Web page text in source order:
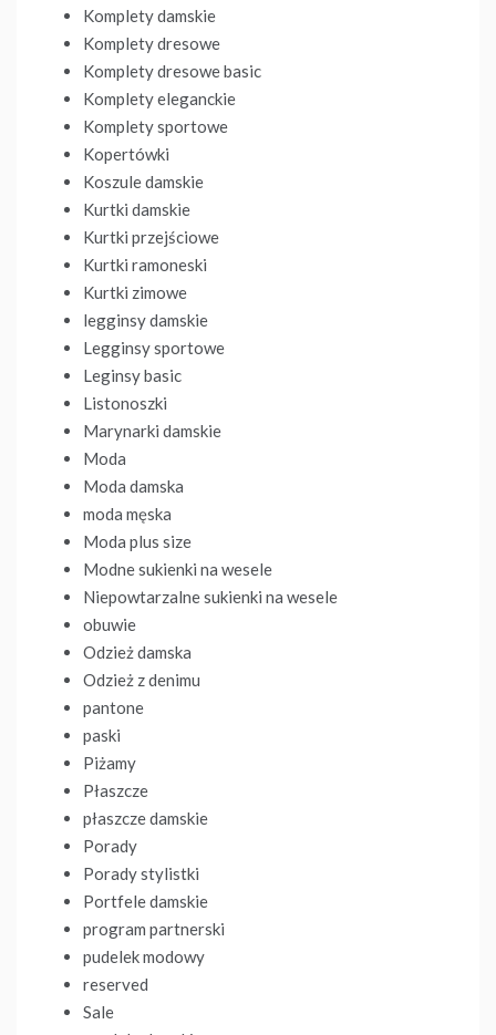
Komplety damskie
Komplety dresowe
Komplety dresowe basic
Komplety eleganckie
Komplety sportowe
Kopertówki
Koszule damskie
Kurtki damskie
Kurtki przejściowe
Kurtki ramoneski
Kurtki zimowe
legginsy damskie
Legginsy sportowe
Leginsy basic
Listonoszki
Marynarki damskie
Moda
Moda damska
moda męska
Moda plus size
Modne sukienki na wesele
Niepowtarzalne sukienki na wesele
obuwie
Odzież damska
Odzież z denimu
pantone
paski
Piżamy
Płaszcze
płaszcze damskie
Porady
Porady stylistki
Portfele damskie
program partnerski
pudelek modowy
reserved
Sale